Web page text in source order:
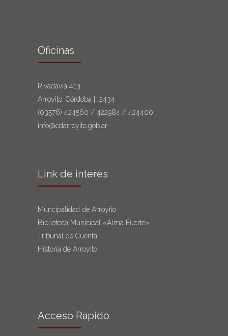
Oficinas
Rivadavia 413
Arroyito, Córdoba | 2434
(03576) 424560 / 422984 / 424400
info@cdarroyito.gob.ar
Link de interés
Muncipalidad de Arroyito
Biblioteca Municipal «Alma Fuerte»
Tribunal de Cuenta
Historia de Arroyito
Acceso Rapido